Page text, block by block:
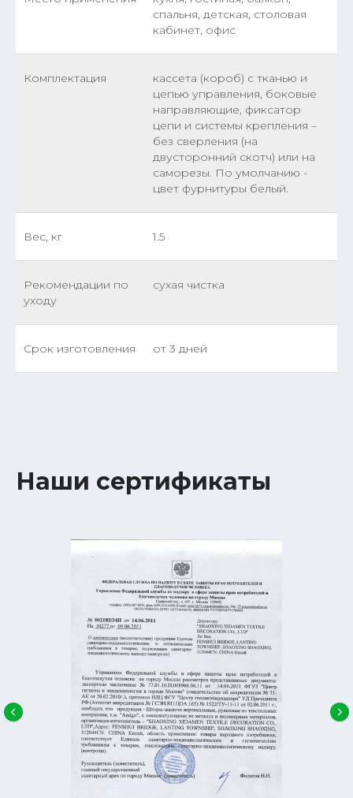
спальня, детская, столовая
кабинет, офис
Комплектация
кассета (короб) с тканью и
цепью управления, боковые
направляющие, фиксатор
цепи и системы крепления –
без сверления (на
двусторонний скотч) или на
саморезы. По умолчанию -
цвет фурнитуры белый.
Вес, кг 1.5
Рекомендации по
уходу
сухая чистка
Срок изготовления от 3 дней
Наши сертификаты